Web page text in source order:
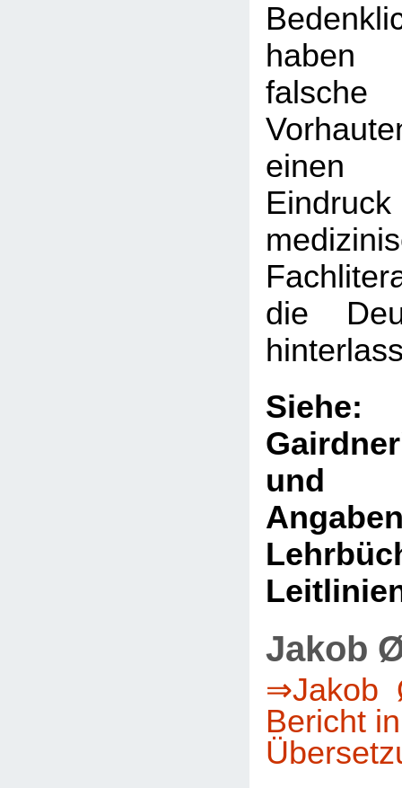
einen
die
und
Jakob
⇒Jakob
Bericht